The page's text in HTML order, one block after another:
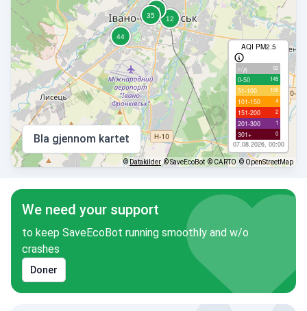
AQI PM2.5
с/д 92
0-50 145
51-100 105
101-150 4
151-200 2
201-300 1
301+ 0
07.08.2026, 00:00
Bla gjennom kartet
©Datakilder © SaveEcoBot © CARTO © OpenStreetMap
We need your support
to keep SaveEcoBot running smoothly and w/o
crashes
Doner